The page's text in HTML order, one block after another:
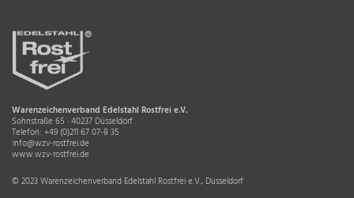
Warenzeichenverband Edelstahl Rostfrei e.V.
Sohnstraße 65 · 40237 Düsseldorf
Telefon: +49 (0)211 67 07-8 35
info@wzv-rostfrei.de
www.wzv-rostfrei.de
© 2023 Warenzeichenverband Edelstahl Rostfrei e.V., Düsseldorf